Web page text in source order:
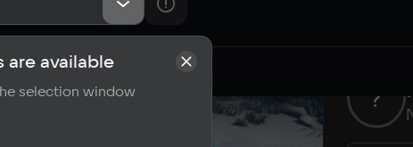
Reviews
?
are available
selection window